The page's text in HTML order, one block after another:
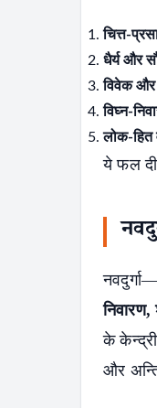
चित्त-
धैर्य और
विवेक और
विघ्न-
लोक-हित
ये फल
निवारण,
के
और